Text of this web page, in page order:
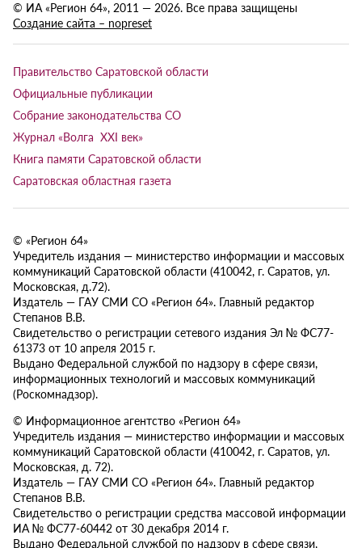
© ИА «Регион 64», 2011 — 2026. Все права защищены
Создание сайта – nopreset
Правительство Саратовской области
Официальные публикации
Собрание законодательства СО
Журнал «Волга XXI век»
Книга памяти Саратовской области
Саратовская областная газета
© «Регион 64»
Учредитель издания — министерство информации и массовых
коммуникаций Саратовской области (410042, г. Саратов, ул.
Московская, д.72).
Издатель — ГАУ СМИ СО «Регион 64». Главный редактор
Степанов В.В.
Свидетельство о регистрации сетевого издания Эл № ФС77-
61373 от 10 апреля 2015 г.
Выдано Федеральной службой по надзору в сфере связи,
информационных технологий и массовых коммуникаций
(Роскомнадзор).
© Информационное агентство «Регион 64»
Учредитель издания — министерство информации и массовых
коммуникаций Саратовской области (410042, г. Саратов, ул.
Московская, д. 72).
Издатель — ГАУ СМИ СО «Регион 64». Главный редактор
Степанов В.В.
Свидетельство о регистрации средства массовой информации
ИА № ФС77-60442 от 30 декабря 2014 г.
Выдано Федеральной службой по надзору в сфере связи,